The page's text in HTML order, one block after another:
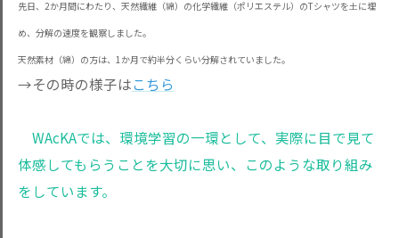
先日、2か月間にわたり、天然繊維（綿）の化学繊維（ポリエステル）のTシャツを土に埋
め、分解の速度を観察しました。
天然素材（綿）の方は、1か月で約半分くらい分解されていました。
→その時の様子はこちら
WAcKAでは、環境学習の一環として、実際に目で見て
体感してもらうことを大切に思い、このような取り組み
をしています。